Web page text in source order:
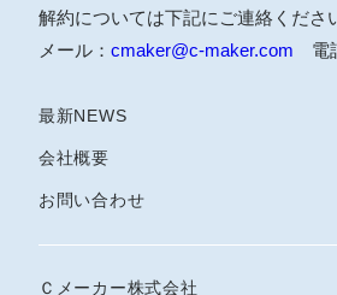
解約については下記にご連絡くださ
メール： cmaker@c-maker.com 電
最新NEWS
会社概要
お問い合わせ
Ｃメーカー株式会社